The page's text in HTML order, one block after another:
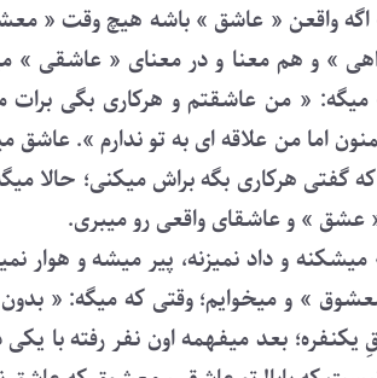
واقعن « عاشق » باشه هیچ وقت «
» و هم معنا و در معنای « عاشقی
« من عاشقتم و هرکاری بگی
اما من علاقه ای به تو ندارم ».
که گفتی هرکاری بگه براش میکنی؛ حالا
عشق » و عاشقای واقعی رو میبری.
و داد نمیزنه، پیر میشه و هوار
» و میخوایم؛ وقتی که میگه: «
بعد میفهمه اون نفر رفته با